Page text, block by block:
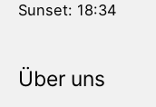
Sunset: 18:34
Über uns